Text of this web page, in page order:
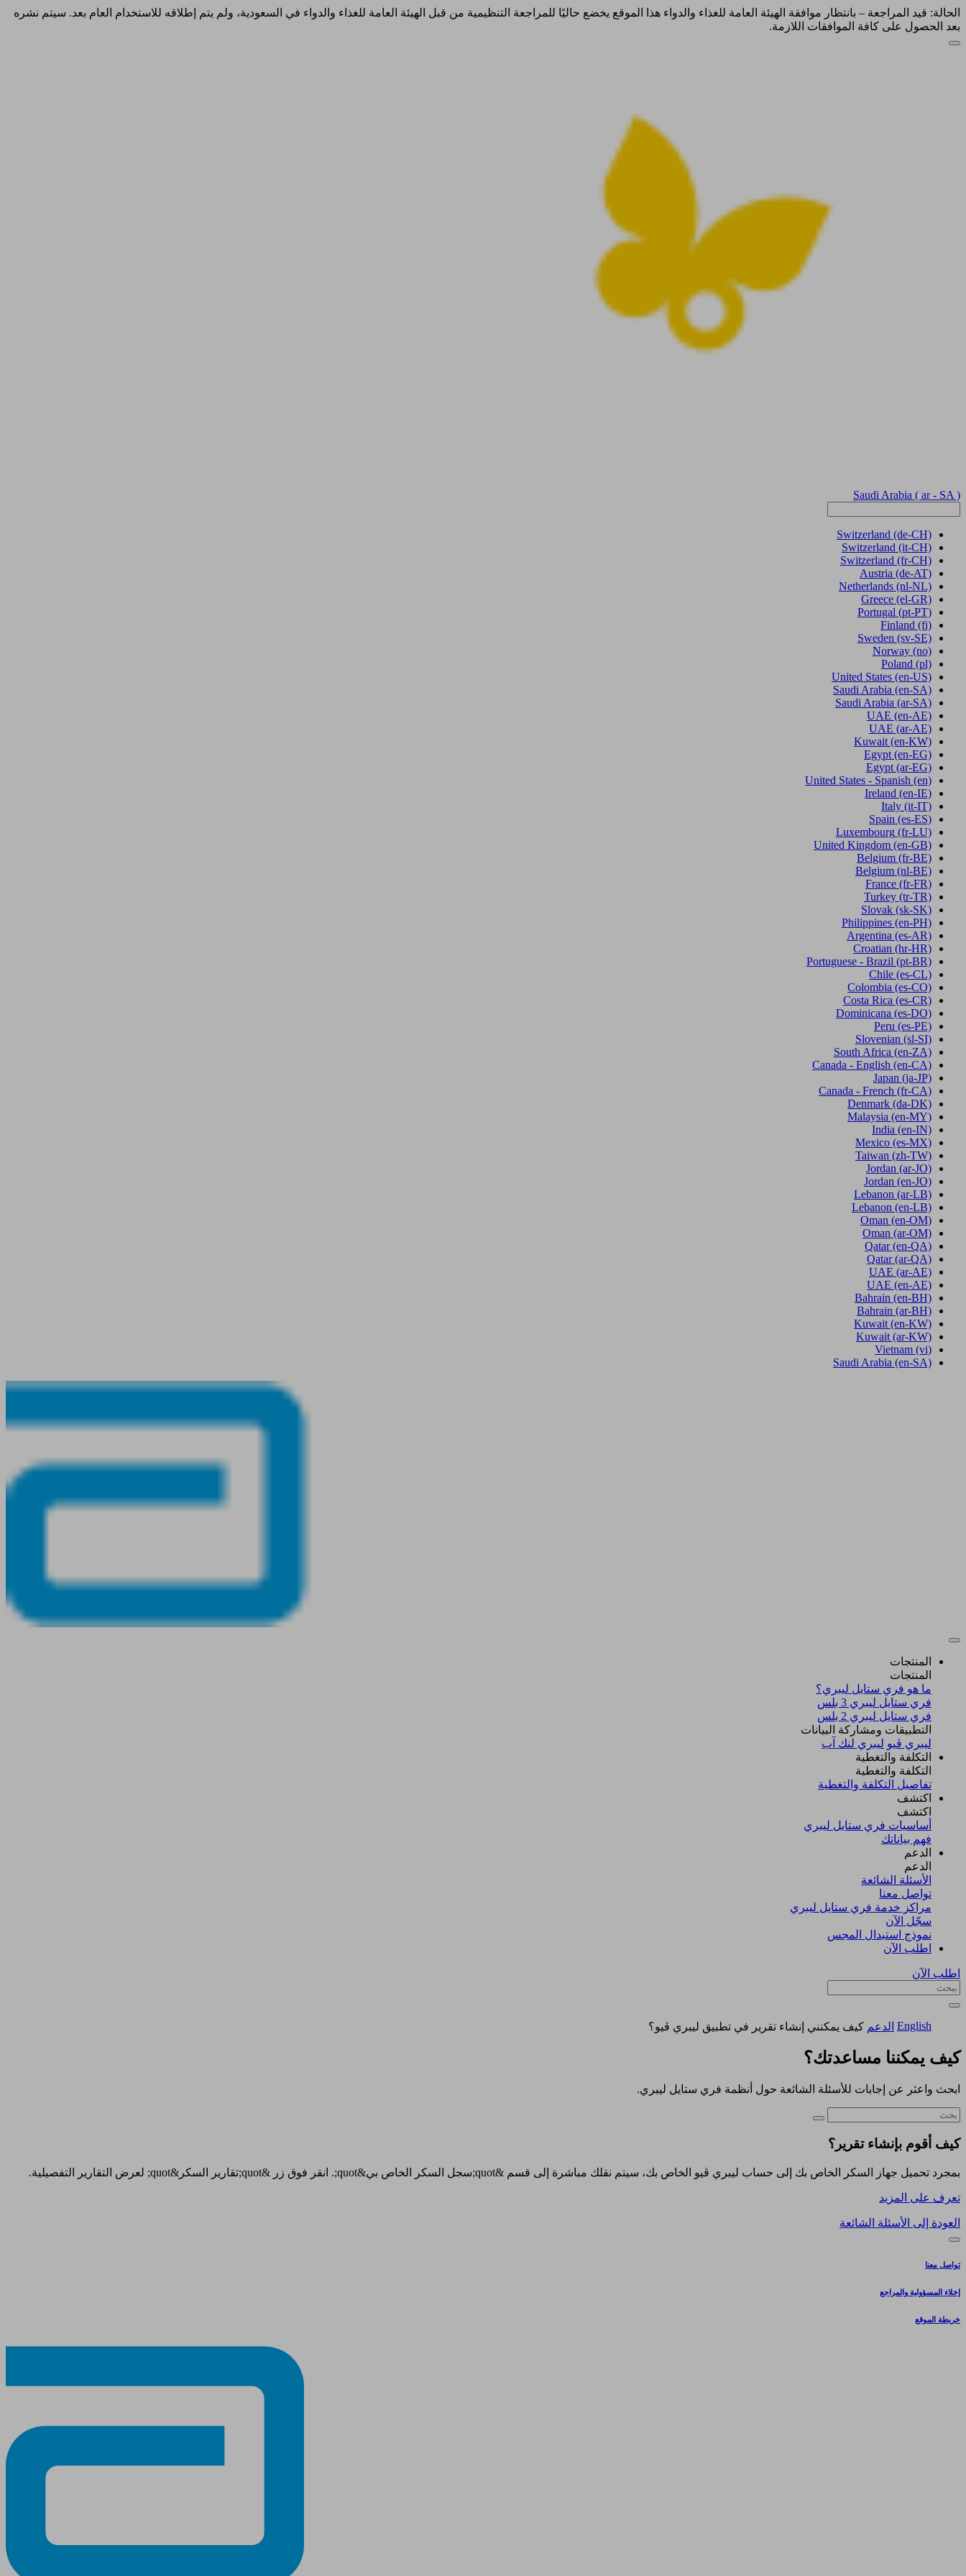
الحالة: قيد المراجعة – بانتظار موافقة الهيئة العامة للغذاء والدواء هذا الموقع يخضع حاليًا للمراجعة التنظيمية من قبل الهيئة العامة للغذاء والدواء في السعودية، ولم يتم إطلاقه للاستخدام العام بعد. سيتم نشره
بعد الحصول على كافة الموافقات اللازمة.
Saudi Arabia ( ar - SA )
Switzerland (de-CH)
Switzerland (it-CH)
Switzerland (fr-CH)
Austria (de-AT)
Netherlands (nl-NL)
Greece (el-GR)
Portugal (pt-PT)
Finland (fi)
Sweden (sv-SE)
Norway (no)
Poland (pl)
United States (en-US)
Saudi Arabia (en-SA)
Saudi Arabia (ar-SA)
UAE (en-AE)
UAE (ar-AE)
Kuwait (en-KW)
Egypt (en-EG)
Egypt (ar-EG)
United States - Spanish (en)
Ireland (en-IE)
Italy (it-IT)
Spain (es-ES)
Luxembourg (fr-LU)
United Kingdom (en-GB)
Belgium (fr-BE)
Belgium (nl-BE)
France (fr-FR)
Turkey (tr-TR)
Slovak (sk-SK)
Philippines (en-PH)
Argentina (es-AR)
Croatian (hr-HR)
Portuguese - Brazil (pt-BR)
Chile (es-CL)
Colombia (es-CO)
Costa Rica (es-CR)
Dominicana (es-DO)
Peru (es-PE)
Slovenian (sl-SI)
South Africa (en-ZA)
Canada - English (en-CA)
Japan (ja-JP)
Canada - French (fr-CA)
Denmark (da-DK)
Malaysia (en-MY)
India (en-IN)
Mexico (es-MX)
Taiwan (zh-TW)
Jordan (ar-JO)
Jordan (en-JO)
Lebanon (ar-LB)
Lebanon (en-LB)
Oman (en-OM)
Oman (ar-OM)
Qatar (en-QA)
Qatar (ar-QA)
UAE (ar-AE)
UAE (en-AE)
Bahrain (en-BH)
Bahrain (ar-BH)
Kuwait (en-KW)
Kuwait (ar-KW)
Vietnam (vi)
Saudi Arabia (en-SA)
المنتجات
المنتجات
ما هو فري ستايل ليبري؟
فري ستايل ليبري 3 بلس​
فري ستايل ليبري 2 بلس​
التطبيقات ومشاركة البيانات
ليبري ڤيو ليبري لنك آب
التكلفة والتغطية
التكلفة والتغطية
تفاصيل التكلفة والتغطية
اكتشف​
اكتشف​
أساسيات فري ستايل ليبري
فهم بياناتك
الدعم
الدعم
الأسئلة الشائعة
تواصل معنا
مراكز خدمة فري ستايل ليبري
سجّل الآن​
نموذج استبدال المجس
اطلب الآن
اطلب الآن
English الدعم كيف يمكنني إنشاء تقرير في تطبيق ليبري ڤيو؟
كيف يمكننا مساعدتك؟
ابحث واعثر عن إجابات للأسئلة الشائعة حول أنظمة فري ستايل ليبري.
كيف أقوم بإنشاء تقرير؟
بمجرد تحميل جهاز السكر الخاص بك إلى حساب ليبري ڤيو الخاص بك، سيتم نقلك مباشرة إلى قسم &quot;سجل السكر الخاص بي&quot;. انقر فوق زر &quot;تقارير السكر&quot; لعرض التقارير التفصيلية.
تعرف على المزيد
العودة إلى الأسئلة الشائعة
تواصل معنا
إخلاء المسؤولية والمراجع
خريطة الموقع